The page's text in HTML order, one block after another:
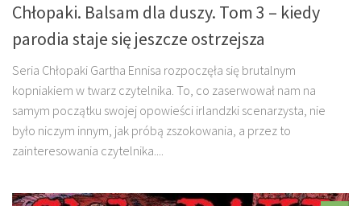
Chłopaki. Balsam dla duszy. Tom 3 – kiedy
parodia staje się jeszcze ostrzejsza
Seria Chłopaki Gartha Ennisa rozpoczęła się brutalnym
kopniakiem w twarz czytelnika. To, co zaserwował nam na
samym początku swojej opowieści irlandzki scenarzysta, nie
było niczym innym, jak próbą zszokowania, a przez to
zainteresowania czytelnika....